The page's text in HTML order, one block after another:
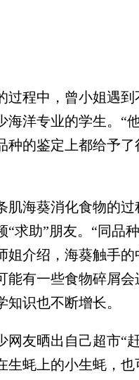
程中，曾小姐遇到
海洋专业的学生。“
种的鉴定上都给予
海葵消化食物的过
求助”朋友。“同品
姐介绍，海葵触手
能有一些食物碎屑
识也不断增长。
友晒出自己超市“
蚝上的小生蚝，也